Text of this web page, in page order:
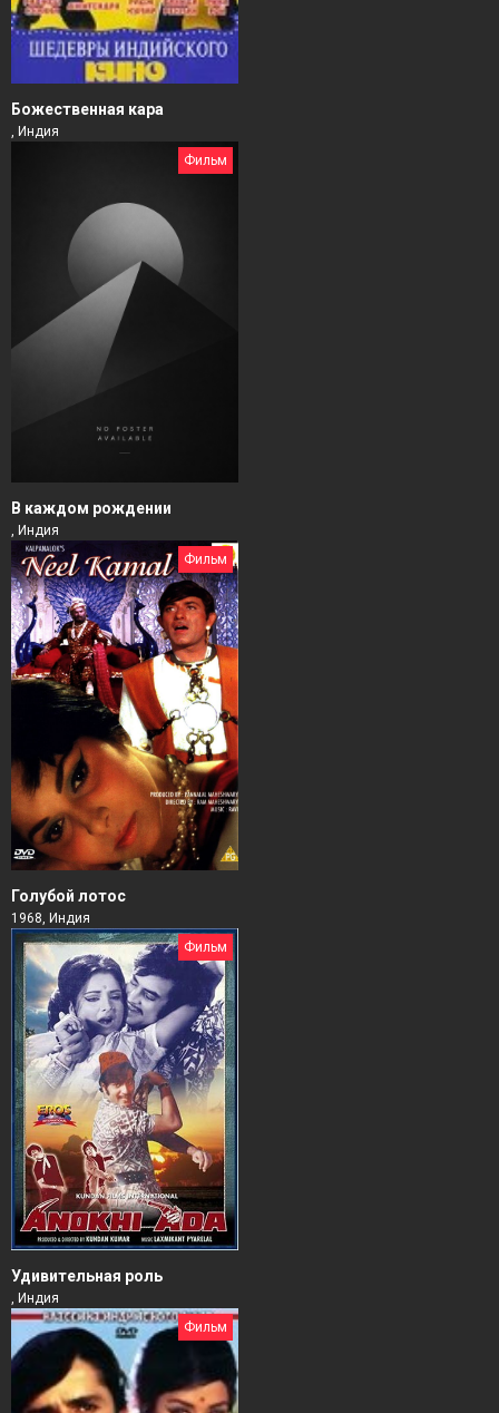
Божественная кара
, Индия
Фильм
В каждом рождении
, Индия
Фильм
Голубой лотос
1968, Индия
Фильм
Удивительная роль
, Индия
Фильм